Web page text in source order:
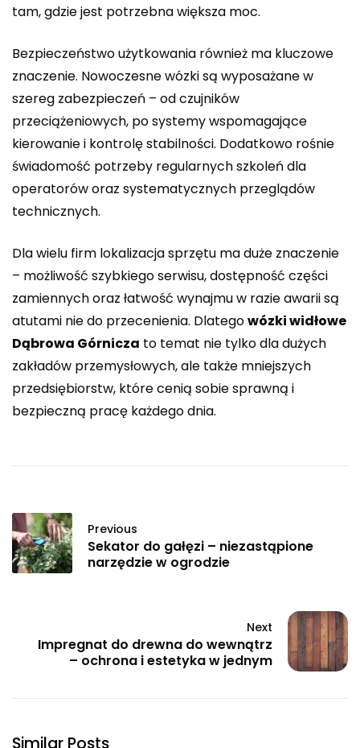
tam, gdzie jest potrzebna większa moc.
Bezpieczeństwo użytkowania również ma kluczowe
znaczenie. Nowoczesne wózki są wyposażane w
szereg zabezpieczeń – od czujników
przeciążeniowych, po systemy wspomagające
kierowanie i kontrolę stabilności. Dodatkowo rośnie
świadomość potrzeby regularnych szkoleń dla
operatorów oraz systematycznych przeglądów
technicznych.
Dla wielu firm lokalizacja sprzętu ma duże znaczenie
– możliwość szybkiego serwisu, dostępność części
zamiennych oraz łatwość wynajmu w razie awarii są
atutami nie do przecenienia. Dlategowózki widłowe
Dąbrowa Górnicza to temat nie tylko dla dużych
zakładów przemysłowych, ale także mniejszych
przedsiębiorstw, które cenią sobie sprawną i
bezpieczną pracę każdego dnia.
Previous
Sekator do gałęzi – niezastąpione
narzędzie w ogrodzie
Next
Impregnat do drewna do wewnątrz
– ochrona i estetyka w jednym
Similar Posts